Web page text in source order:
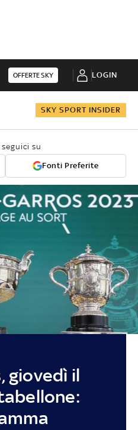
OFFERTE SKY LOGIN
SKY SPORT INSIDER
su
Fonti Preferite
giovedì il